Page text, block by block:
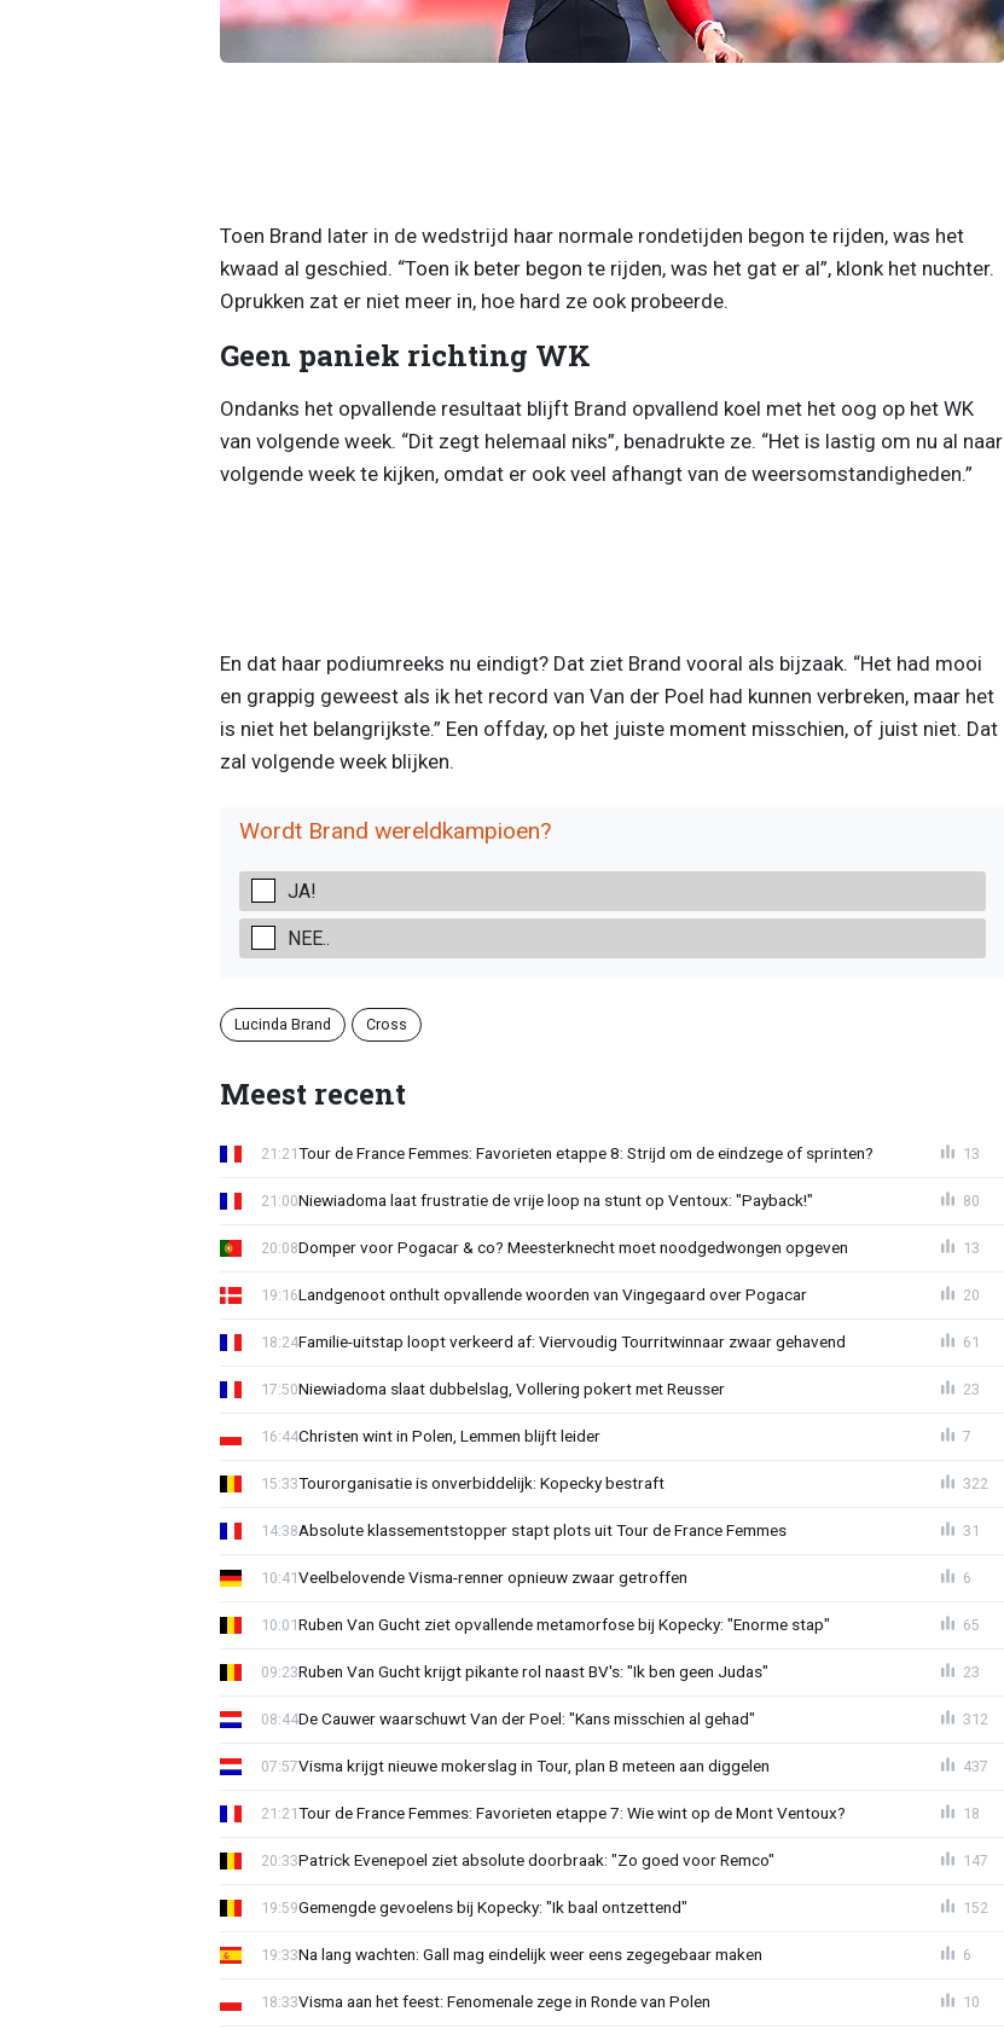
Toen Brand later in de wedstrijd haar normale rondetijden begon te rijden, was het
kwaad al geschied. “Toen ik beter begon te rijden, was het gat er al”, klonk het nuchter.
Oprukken zat er niet meer in, hoe hard ze ook probeerde.
Geen paniek richting WK
Ondanks het opvallende resultaat blijft Brand opvallend koel met het oog op het WK
van volgende week. “Dit zegt helemaal niks”, benadrukte ze. “Het is lastig om nu al naar
volgende week te kijken, omdat er ook veel afhangt van de weersomstandigheden.”
En dat haar podiumreeks nu eindigt? Dat ziet Brand vooral als bijzaak. “Het had mooi
en grappig geweest als ik het record van Van der Poel had kunnen verbreken, maar het
is niet het belangrijkste.” Een offday, op het juiste moment misschien, of juist niet. Dat
zal volgende week blijken.
Wordt Brand wereldkampioen?
JA!
NEE..
Lucinda Brand Cross
Meest recent
Tour de France Femmes: Favorieten etappe 8: Strijd om de eindzege of sprinten?
21:21 13
Niewiadoma laat frustratie de vrije loop na stunt op Ventoux: "Payback!"
21:00 80
Domper voor Pogacar & co? Meesterknecht moet noodgedwongen opgeven
20:08 13
Landgenoot onthult opvallende woorden van Vingegaard over Pogacar
19:16 20
Familie-uitstap loopt verkeerd af: Viervoudig Tourritwinnaar zwaar gehavend
18:24 61
Niewiadoma slaat dubbelslag, Vollering pokert met Reusser
17:50 23
Christen wint in Polen, Lemmen blijft leider
16:44 7
Tourorganisatie is onverbiddelijk: Kopecky bestraft
15:33 322
Absolute klassementstopper stapt plots uit Tour de France Femmes
14:38 31
Veelbelovende Visma-renner opnieuw zwaar getroffen
10:41 6
Ruben Van Gucht ziet opvallende metamorfose bij Kopecky: "Enorme stap"
10:01 65
Ruben Van Gucht krijgt pikante rol naast BV's: "Ik ben geen Judas"
09:23 23
De Cauwer waarschuwt Van der Poel: "Kans misschien al gehad"
08:44 312
Visma krijgt nieuwe mokerslag in Tour, plan B meteen aan diggelen
07:57 437
Tour de France Femmes: Favorieten etappe 7: Wie wint op de Mont Ventoux?
21:21 18
Patrick Evenepoel ziet absolute doorbraak: "Zo goed voor Remco"
20:33 147
Gemengde gevoelens bij Kopecky: "Ik baal ontzettend"
19:59 152
Na lang wachten: Gall mag eindelijk weer eens zegegebaar maken
19:33 6
Visma aan het feest: Fenomenale zege in Ronde van Polen
18:33 10